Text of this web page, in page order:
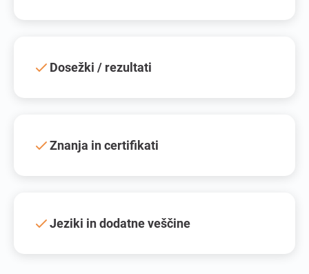
Dosežki / rezultati
Znanja in certifikati
Jeziki in dodatne veščine